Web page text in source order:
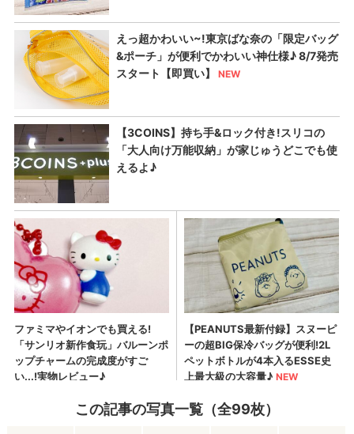
この記事の写真一覧（全99枚）